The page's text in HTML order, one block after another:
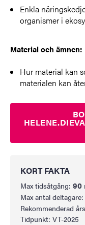
Enkla
organismer i
Material och ämnen:
Hur material kan
materialen kan
KORT FAKTA
Max tidsåtgång: 90
Max antal deltagare:
Rekommenderad
Tidpunkt: VT-2025